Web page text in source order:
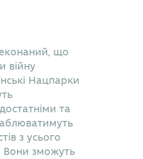
що
війну
Нацпарки
та
з усього
Вони зможуть